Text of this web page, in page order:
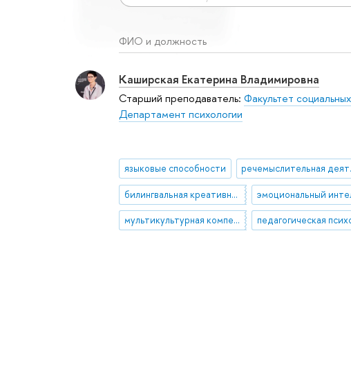
ФИО и должность
Каширская Екатерина Владимировна
Старший преподаватель: Факультет
Департамент психологии
языковые способности
билингвальная креативность
мультикультурная компетенция